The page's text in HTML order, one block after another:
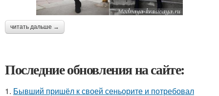
читать дальше →
Последние обновления на сайте:
1. Бывший пришёл к своей сеньорите и потребовал